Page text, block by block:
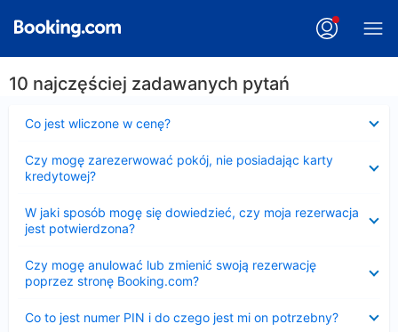
10 najczęściej zadawanych pytań
Co jest wliczone w cenę?
Czy mogę zarezerwować pokój, nie posiadając karty
kredytowej?
W jaki sposób mogę się dowiedzieć, czy moja rezerwacja
jest potwierdzona?
Czy mogę anulować lub zmienić swoją rezerwację
poprzez stronę Booking.com?
Co to jest numer PIN i do czego jest mi on potrzebny?